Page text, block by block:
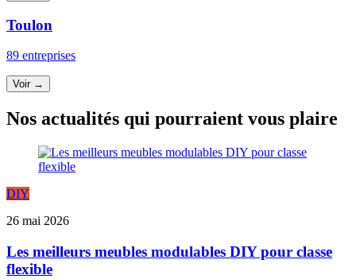
Toulon
89 entreprises
Voir →
Nos actualités qui pourraient vous plaire
DIY
26 mai 2026
Les meilleurs meubles modulables DIY pour classe
flexible